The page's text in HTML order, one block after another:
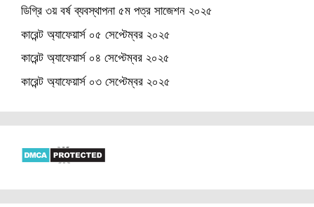
ডিগ্রি ৩য় বর্ষ ব্যবস্থাপনা ৫ম পত্র সাজেশন ২০২৫
কারেন্ট অ্যাফেয়ার্স ০৫ সেপ্টেম্বর ২০২৫
কারেন্ট অ্যাফেয়ার্স ০৪ সেপ্টেম্বর ২০২৫
কারেন্ট অ্যাফেয়ার্স ০৩ সেপ্টেম্বর ২০২৫